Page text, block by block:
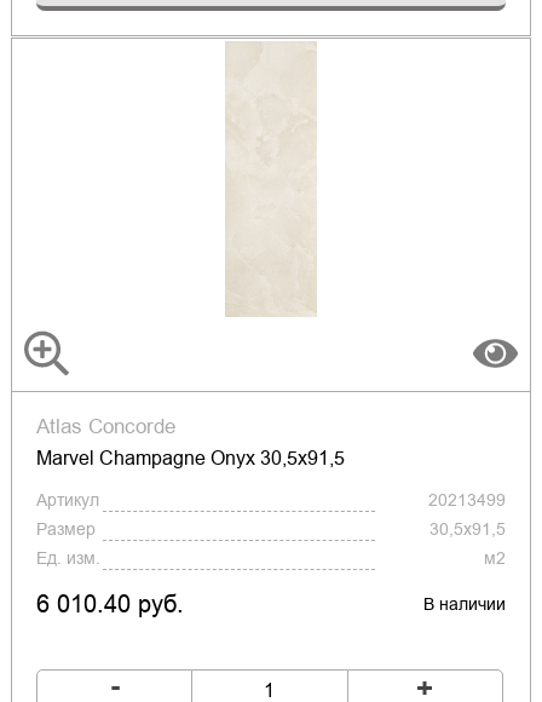
Atlas Concorde
Marvel Champagne Onyx 30,5x91,5
Артикул
20213499
Размер
30,5x91,5
Ед. изм.
м2
6 010.40 руб. В наличии
- +